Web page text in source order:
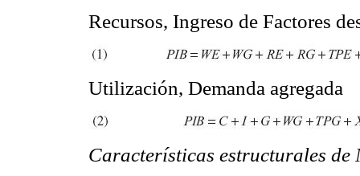
Recursos, Ingreso de Factores
Utilización, Demanda agregada
Características estructurales de